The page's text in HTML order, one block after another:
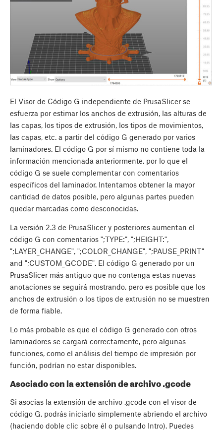
El Visor de Código G independiente de PrusaSlicer se
esfuerza por estimar los anchos de extrusión, las alturas de
las capas, los tipos de extrusión, los tipos de movimientos,
las capas, etc. a partir del código G generado por varios
laminadores. El código G por sí mismo no contiene toda la
información mencionada anteriormente, por lo que el
código G se suele complementar con comentarios
específicos del laminador. Intentamos obtener la mayor
cantidad de datos posible, pero algunas partes pueden
quedar marcadas como desconocidas.
La versión 2.3 de PrusaSlicer y posteriores aumentan el
código G con comentarios ";TYPE:", ";HEIGHT:",
";LAYER_CHANGE", ";COLOR_CHANGE", ";PAUSE_PRINT"
and ";CUSTOM_GCODE". El código G generado por un
PrusaSlicer más antiguo que no contenga estas nuevas
anotaciones se seguirá mostrando, pero es posible que los
anchos de extrusión o los tipos de extrusión no se muestren
de forma fiable.
Lo más probable es que el código G generado con otros
laminadores se cargará correctamente, pero algunas
funciones, como el análisis del tiempo de impresión por
función, podrían no estar disponibles.
Asociado con la extensión de archivo .gcode
Si asocias la extensión de archivo .gcode con el visor de
código G, podrás iniciarlo simplemente abriendo el archivo
(haciendo doble clic sobre él o pulsando Intro). Puedes